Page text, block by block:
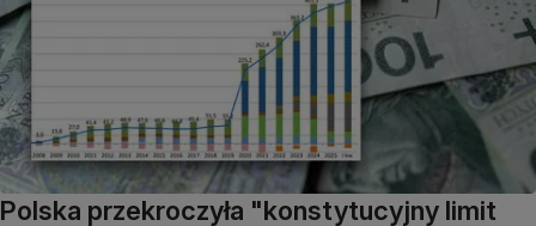
Polska przekroczyła "konstytucyjny limit